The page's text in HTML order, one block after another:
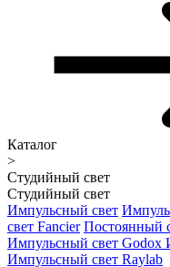
Каталог
>
Студийный свет
Студийный свет
Импульсный свет
свет Fancier Постоянный
Импульсный свет Godox
Импульсный свет Raylab